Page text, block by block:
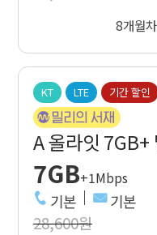
8개월
KT LTE 기간 할인
A 올라잇 7GB+
7GB+1Mbps
기본 기본
28,600원